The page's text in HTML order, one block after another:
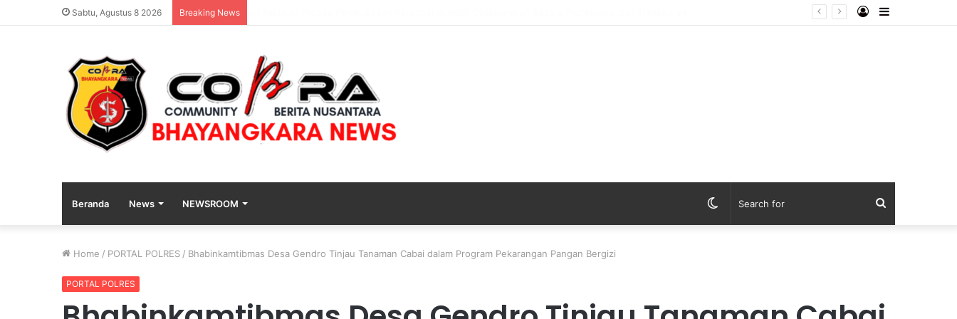
Sabtu, Agustus 8 2026 Breaking News Sidebar
Log
Beranda News NEWSROOM Search
Switch
Home / PORTAL POLRES / Bhabinkamtibmas Desa Gendro Tinjau Tanaman Cabai dalam Program Pekarangan Pangan Bergizi
PORTAL POLRES